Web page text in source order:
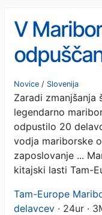
V
koliko
cesto ...
Novice / Slovenija
Zaradi zmanjšanja
legendarno
odpustilo 20
vodja mariborske
zaposlovanje ...
kitajski lasti Tam-
Tam-Europe
delavcev · 24ur ·